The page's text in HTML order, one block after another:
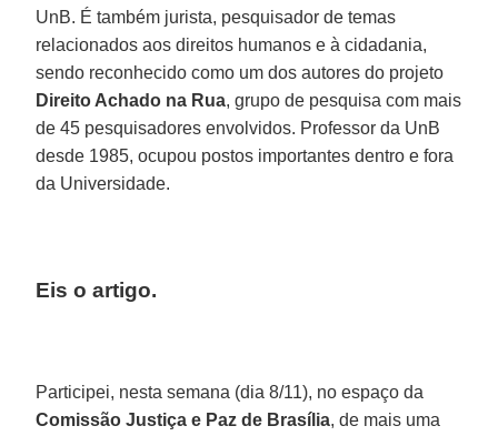
UnB. É também jurista, pesquisador de temas
relacionados aos direitos humanos e à cidadania,
sendo reconhecido como um dos autores do projeto
Direito Achado na Rua, grupo de pesquisa com mais
de 45 pesquisadores envolvidos. Professor da UnB
desde 1985, ocupou postos importantes dentro e fora
da Universidade.
Eis o artigo.
Participei, nesta semana (dia 8/11), no espaço da
Comissão Justiça e Paz de Brasília, de mais uma